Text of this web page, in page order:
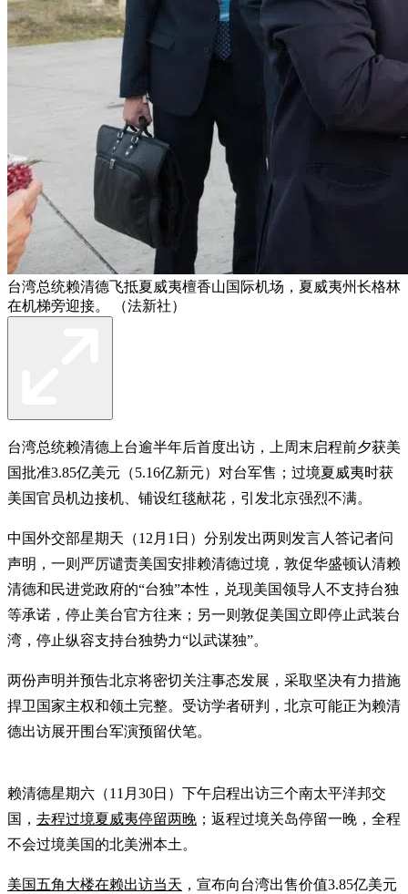
台湾总统赖清德飞抵夏威夷檀香山国际机场，夏威夷州长格林
在机梯旁迎接。 （法新社）
台湾总统赖清德上台逾半年后首度出访，上周末启程前夕获美
国批准3.85亿美元（5.16亿新元）对台军售；过境夏威夷时获
美国官员机边接机、铺设红毯献花，引发北京强烈不满。
中国外交部星期天（12月1日）分别发出两则发言人答记者问
声明，一则严厉谴责美国安排赖清德过境，敦促华盛顿认清赖
清德和民进党政府的“台独”本性，兑现美国领导人不支持台独
等承诺，停止美台官方往来；另一则敦促美国立即停止武装台
湾，停止纵容支持台独势力“以武谋独”。
两份声明并预告北京将密切关注事态发展，采取坚决有力措施
捍卫国家主权和领土完整。受访学者研判，北京可能正为赖清
德出访展开围台军演预留伏笔。
赖清德星期六（11月30日）下午启程出访三个南太平洋邦交
国， 去程过境夏威夷停留两晚 ；返程过境关岛停留一晚，全程
不会过境美国的北美洲本土。
美国五角大楼在赖出访当天 ，宣布向台湾出售价值3.85亿美元